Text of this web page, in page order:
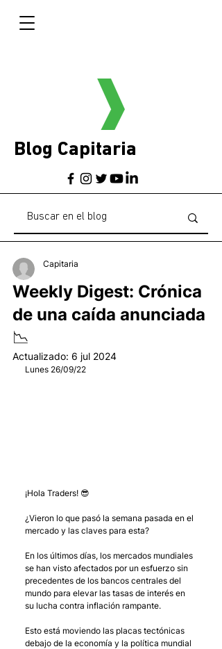
Blog Capitaria
Weekly Digest: Crónica
de una caída anunciada
📉
Capitaria
Actualizado: 6 jul 2024
Lunes 26/09/22
¡Hola Traders! 😎
¿Vieron lo que pasó la semana pasada en el
mercado y las claves para esta?
En los últimos días, los mercados mundiales
se han visto afectados por un esfuerzo sin
precedentes de los bancos centrales del
mundo para elevar las tasas de interés en
su lucha contra inflación rampante.
Esto está moviendo las placas tectónicas
debajo de la economía y la política mundial